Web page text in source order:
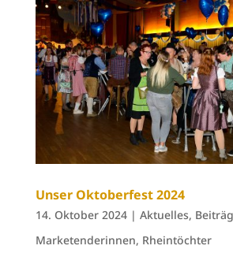
Unser Oktoberfest 2024
14. Oktober 2024| Aktuelles,
Marketenderinnen, Rheintöchter